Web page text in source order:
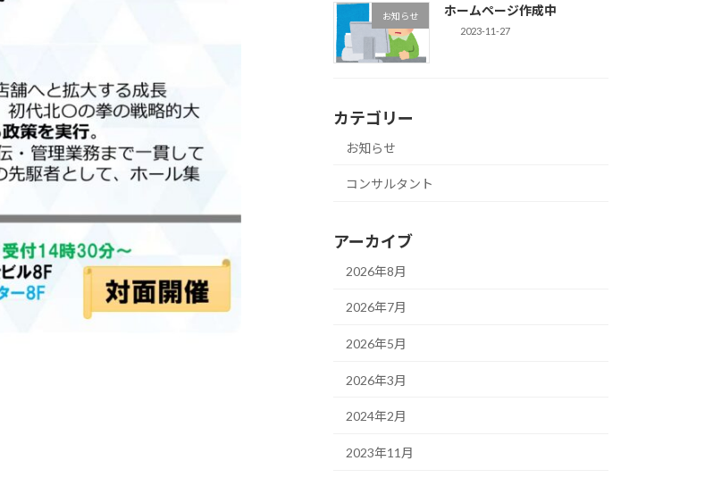
お知らせ ホームページ作成中
2023-11-27
カテゴリー
お知らせ
コンサルタント
アーカイブ
2026年8月
2026年7月
2026年5月
2026年3月
2024年2月
2023年11月